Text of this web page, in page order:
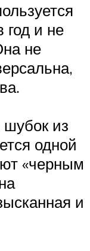
год и не
не
шубок из
одной
«черным
и